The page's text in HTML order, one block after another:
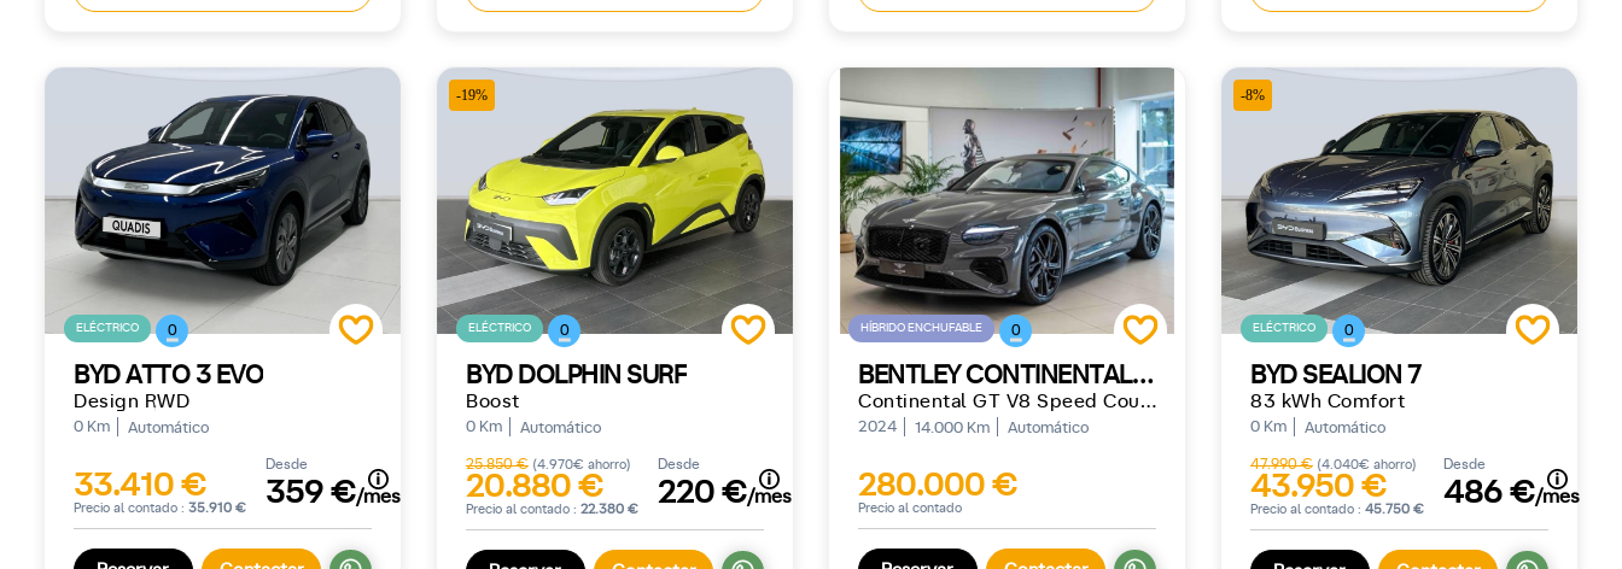
ELÉCTRICO 0
BYD ATTO 3 EVO
Design RWD
0 Km Automático
33.410 €
Precio al contado : 35.910 €
Desde
359 €/mes
-19%
ELÉCTRICO 0
BYD DOLPHIN SURF
Boost
0 Km Automático
25.850 € (4.970€ ahorro)
20.880 €
Precio al contado : 22.380 €
Desde
220 €/mes
HÍBRIDO ENCHUFABLE 0
BENTLEY CONTINENTAL GT
Continental GT V8 Speed Coupé
2024 14.000 Km Automático
280.000 €
Precio al contado
-8%
ELÉCTRICO 0
BYD SEALION 7
83 kWh Comfort
0 Km Automático
47.990 € (4.040€ ahorro)
43.950 €
Precio al contado : 45.750 €
Desde
486 €/mes